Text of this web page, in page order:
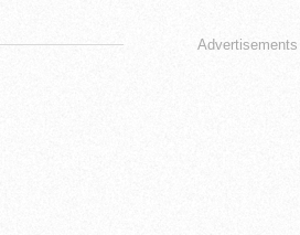
Advertisements